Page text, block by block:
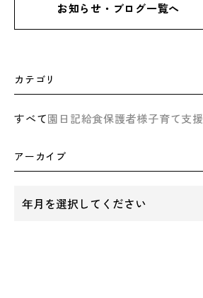
お知らせ・ブログ一覧へ
カテゴリ
すべて園日記給食保護者様子育て支援
アーカイブ